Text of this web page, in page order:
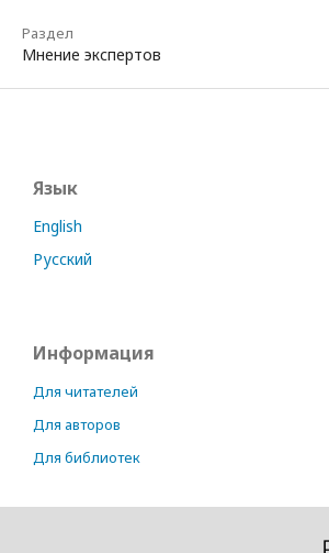
Раздел
Мнение экспертов
Язык
English
Русский
Информация
Для читателей
Для авторов
Для библиотек